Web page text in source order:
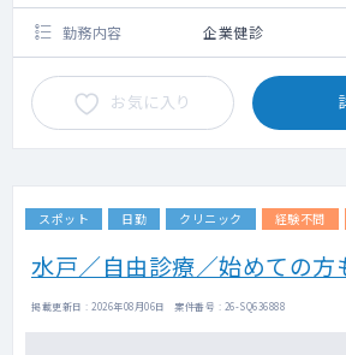
勤務内容 企業健診
お気に入り
スポット 日勤 クリニック 経験不問
水戸／自由診療／始めての方
掲載更新日 : 2026年08月06日 案件番号 : 26-SQ636888